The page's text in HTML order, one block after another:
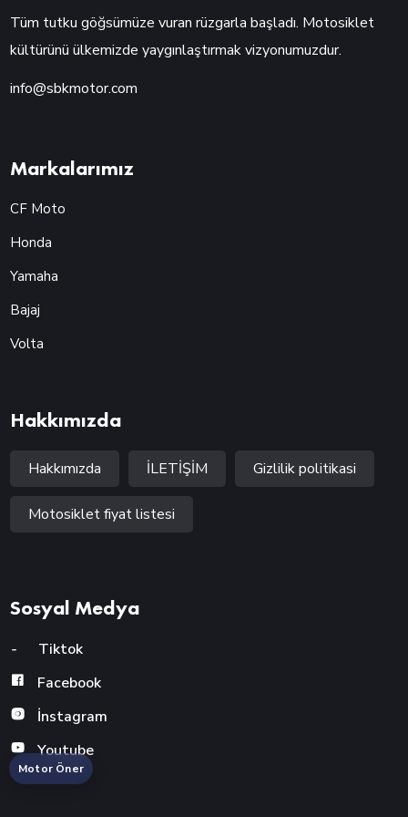
Tüm tutku göğsümüze vuran rüzgarla başladı. Motosiklet
kültürünü ülkemizde yaygınlaştırmak vizyonumuzdur.
info@sbkmotor.com
Markalarımız
CF Moto
Honda
Yamaha
Bajaj
Volta
Hakkımızda
Hakkımızda İLETİŞİM Gizlilik politikasi
Motosiklet fiyat listesi
Sosyal Medya
-
Tiktok
Facebook
İnstagram
Youtube
Motor Öner